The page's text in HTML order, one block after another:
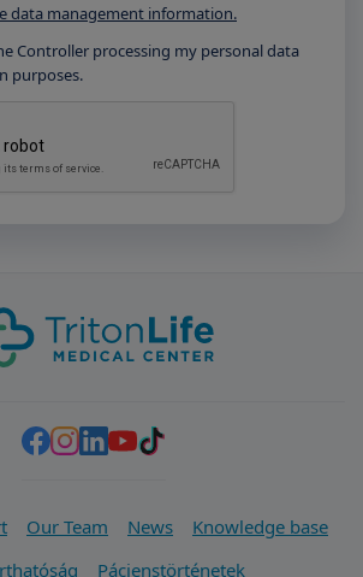
data management information.
Controller processing my personal data
purposes.
Our Team News
Knowledge base
Pácienstörténetek